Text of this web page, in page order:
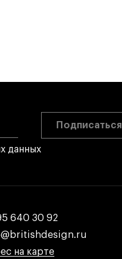
данных
Подписаться
640 30 92
640 30 92
на карте
на карте
на карте